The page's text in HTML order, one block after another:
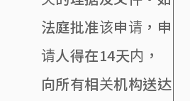
法庭批准该申请，申
请人得在14天内，
向所有相关机构送达